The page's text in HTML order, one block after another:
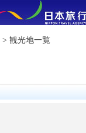
> 観光地一覧